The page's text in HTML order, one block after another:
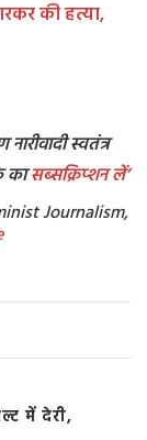
की हत्या,
स्वतंत्र
कासब्सक्रिप्शनलें’
Journalism,
में देरी,